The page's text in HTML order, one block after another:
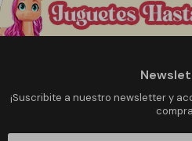
¡Suscribite a nuestro newsletter y